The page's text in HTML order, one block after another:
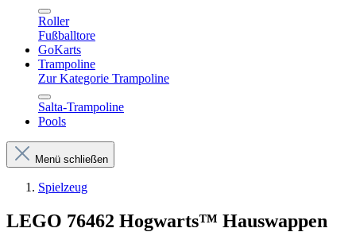
Roller
Fußballtore
GoKarts
Trampoline
Zur Kategorie Trampoline
Salta-Trampoline
Pools
Menü schließen
Spielzeug
LEGO 76462 Hogwarts™ Hauswappen